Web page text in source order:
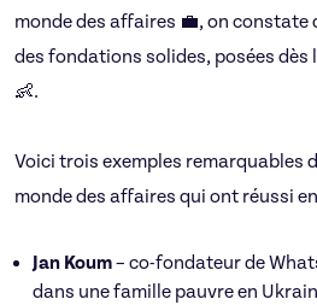
monde des affaires 💼, on constate
des fondations solides, posées dès
👶.
Voici trois exemples remarquables
monde des affaires qui ont réussi
Jan Koum– co-fondateur de
dans une famille pauvre en